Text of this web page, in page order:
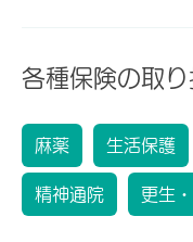
各種保険の取り
麻薬 生活保護
精神通院 更生